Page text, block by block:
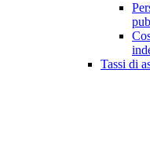
Tassi di